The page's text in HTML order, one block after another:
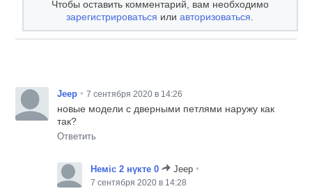
Чтобы оставить комментарий, вам необходимо
зарегистрироваться илиавторизоваться.
Jeep • 7 сентября 2020 в 14:26
новые модели с дверными петлями наружу как
так?
Ответить
Немic 2 нүкте 0 Jeep •
7 сентября 2020 в 14:28